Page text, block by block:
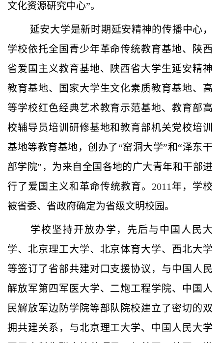
文化资源研究中心”。
延安大学是新时期延安精神的传播中心，
学校依托全国青少年革命传统教育基地、陕西
省爱国主义教育基地、陕西省大学生延安精神
教育基地、国家大学生文化素质教育基地、高
等学校红色经典艺术教育示范基地、教育部高
校辅导员培训研修基地和教育部机关党校培训
基地等教育基地，创办了“窑洞大学”和“泽东干
部学院”，为来自全国各地的广大青年和干部进
行了爱国主义和革命传统教育。 2011 年，学校
被省委、省政府确定为省级文明校园。
学校坚持开放办学，先后与中国人民大
学、北京理工大学、北京体育大学、西北大学
等签订了省部共建对口支援协议，与中国人民
解放军第四军医大学、二炮工程学院、中国人
民解放军边防学院等部队院校建立了密切的双
拥共建关系，与北京理工大学、中国人民大学